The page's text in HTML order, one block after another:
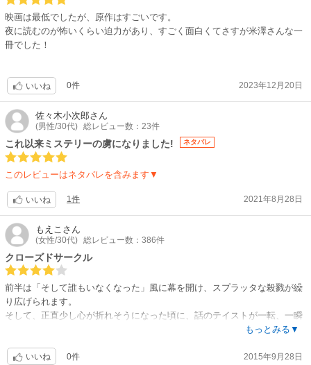
映画は最低でしたが、原作はすごいです。
夜に読むのが怖いくらい迫力があり、すごく面白くてさすが米澤さんな一
冊でした！
いいね 0件 2023年12月20日
佐々木小次郎さん
(男性/30代) 総レビュー数：23件
これ以来ミステリーの虜になりました! ネタバレ
このレビューはネタバレを含みます▼
いいね 1件 2021年8月28日
もえこ さん
(女性/30代) 総レビュー数：386件
クローズドサークル
前半は「そして誰もいなくなった」風に幕を開け、スプラッタな殺戮が繰
り広げられます。
そして、正直少し心が折れそうになった頃に、話のテイストが一転、一瞬
置いてけぼりになりそうになりますが根性で食らいついて痛快な展開から
長編ですがスピード感があり、また途中から予想外の展開のため、飽きる
もっとみる▼
いいね 0件 2015年9月28日